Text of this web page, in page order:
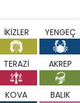
İKİZLER YENGEÇ
TERAZİ AKREP
KOVA BALIK